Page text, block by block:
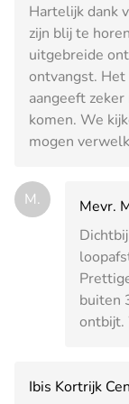
Hartelijk dank
zijn blij te
uitgebreide
ontvangst.
aangeeft
komen. We
mogen
M.
Mevr.
buiten
ontbijt.
Ibis Kortrijk